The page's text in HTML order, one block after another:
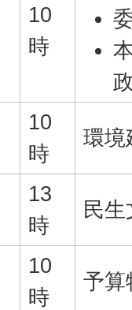
10
時
10
時
環境
13
時
民
10
時
予算